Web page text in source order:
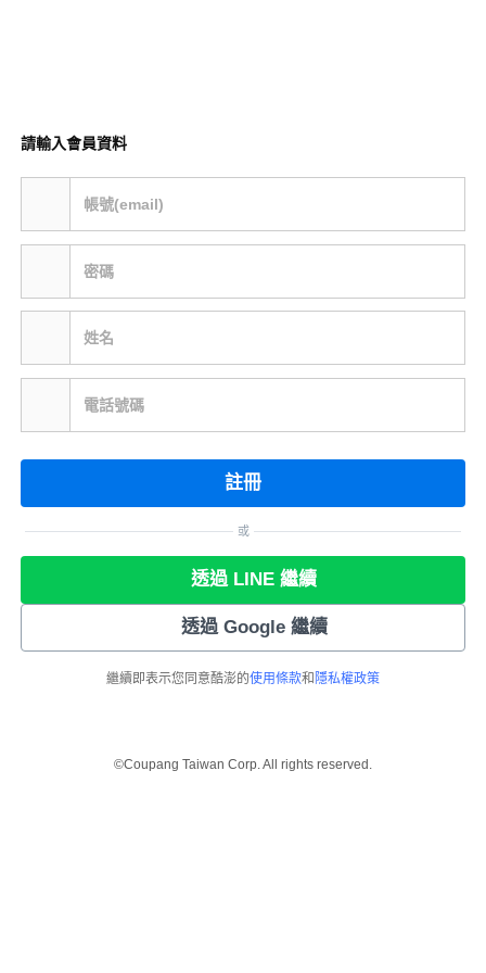
請輸入會員資料
帳號(email)
密碼
姓名
電話號碼
註冊
或
透過 LINE 繼續
透過 Google 繼續
繼續即表示您同意酷澎的使用條款和 隱私權政策
©Coupang Taiwan Corp. All rights reserved.